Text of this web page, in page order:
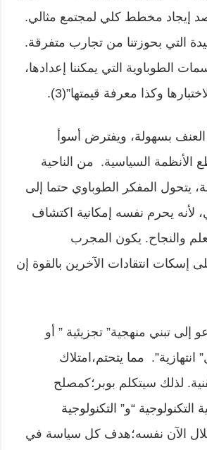
إيجاد مخطط كلي لمجتمع مثالي.
التي بحوزتنا من تجارب متفرقة.
الطوباوية التي يمكننا إعدادها،
وكذا معرفة قيمتها”(3).
بسهولة، ويفترض أسوأ
الأنظمة السياسية. من الناحية
يتحول المفكر الطوباوي حتما إلى
يحرم نفسه إمكانية اكتشاف
والنجاح. يكون المجرب
إسكات انتقادات الآخرين بالقوة إن
إلى تبني منهجية” تجزيئية ” أو
مما يتحتم،امتلاك
لذلك سيتكلم بوبر؛كمصلح
“و” التكنولوجية
الآن نفسه؛هدف كل سياسة في